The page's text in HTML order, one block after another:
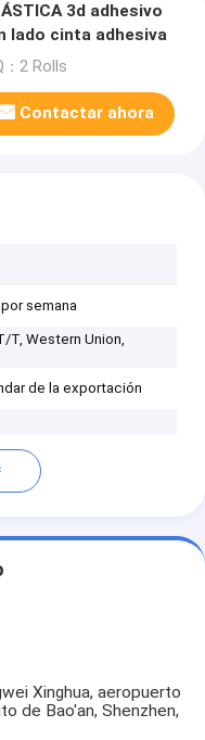
3d adhesivo
lado cinta adhesiva
：2 Rolls
Contactar ahora
semana
T, Western Union,
de la exportación
Xinghua, aeropuerto
de Bao'an, Shenzhen,